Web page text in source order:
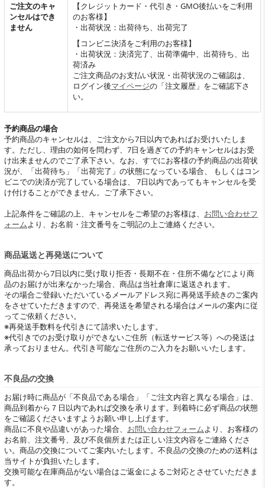
ご注文のキャ
ンセルはでき
ません
【クレジットカード・代引き・GMO後払いをご利用
のお客様】
・出荷状況：出荷待ち、出荷完了
【コンビニ決済をご利用のお客様】
・出荷状況：決済完了、出荷準備中、出荷待ち、出
荷済み
ご注文商品のお支払い状況・出荷状況のご確認は、
ログイン後マイページの「注文履歴」をご確認下さ
い。
予約商品の場合
予約商品のキャンセルは、ご注文から7日以内であればお受けいたしま
す。ただし、理由の如何を問わず、7日を過ぎての予約キャンセルはお受
け出来ませんのでご了承下さい。なお、すでにお客様の予約商品の出荷状
況が、「出荷待ち」「出荷完了」の状態になっている場合、 もしくはコン
ビニでの決済が完了している場合は、 7日以内であってもキャンセルを受
け付けることができません。ご了承下さい。
上記条件をご確認の上、キャンセルをご希望のお客様は、 お問い合わせフ
ォームより、お名前・注文番号をご明記の上ご連絡ください。
商品返送と再発送について
商品出荷から7日以内に受け取り拒否・長期不在・住所不備などにより商
品のお届けが出来なかった場合、商品は当社倉庫に返送されます。
その場合ご登録いただいているメールアドレス宛に再発送手続きのご案内
をさせていただきますので、再発送を希望される場合はメールの案内に従
ってご依頼ください。
※再発送手数料を代引きにて請求いたします。
※代引きでのお受け取りができないご住所（転送サービス等）への発送は
承っておりません。代引き可能なご住所のご入力をお願いいたします。
不良品の交換
お届け時に商品が「不良品である場合」「ご注文内容と異なる場合」は、
商品到着から７日以内であれば交換を承ります。到着時に必ず商品の状態
をご確認くださいますようお願い申し上げます。
商品に不良や品違いがあった場合、 お問い合わせフォームより、お客様の
お名前、注文番号、及び不良個所または正しい注文内容をご連絡くださ
い。商品の交換についてご案内いたします。不良品の交換のための送料は
当サイトが負担いたします。
交換可能な在庫商品がない場合はご返金によるご対応とさせていただきま
す。